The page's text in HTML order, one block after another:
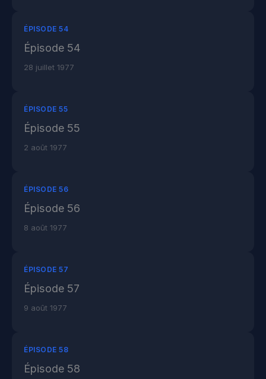
ÉPISODE 54
Épisode 54
28 juillet 1977
ÉPISODE 55
Épisode 55
2 août 1977
ÉPISODE 56
Épisode 56
8 août 1977
ÉPISODE 57
Épisode 57
9 août 1977
ÉPISODE 58
Épisode 58